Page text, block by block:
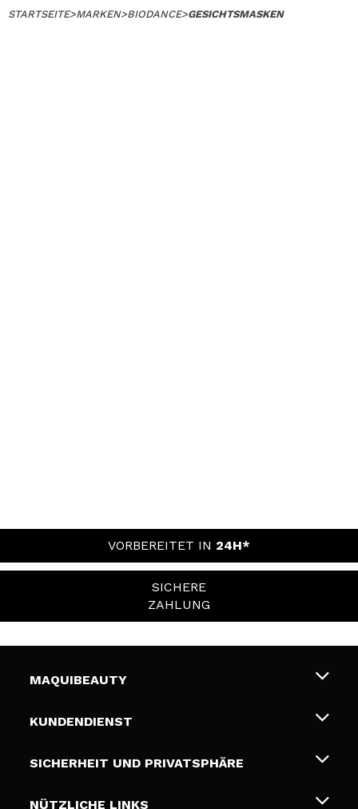
STARTSEITE>MARKEN>BIODANCE>GESICHTSMASKEN
VORBEREITET IN 24H*
SICHERE
ZAHLUNG
MAQUIBEAUTY
Über uns
Geschenkkarten
KUNDENDIENST
Liefer- und Versandkosten
Zahlung
SICHERHEIT UND PRIVATSPHÄRE
Bedingungen und Datenschutz
NÜTZLICHE LINKS